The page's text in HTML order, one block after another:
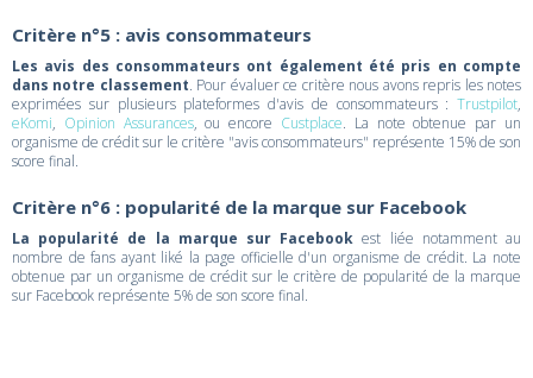
Critère n°5 : avis consommateurs
Les avis des consommateurs ont également été pris en compte
dans notre classement. Pour évaluer ce critère nous avons repris les notes
exprimées sur plusieurs plateformes d'avis de consommateurs : Trustpilot,
eKomi, Opinion Assurances, ou encore Custplace. La note obtenue par un
organisme de crédit sur le critère "avis consommateurs" représente 15% de son
score final.
Critère n°6 : popularité de la marque sur Facebook
La popularité de la marque sur Facebook est liée notamment au
nombre de fans ayant liké la page officielle d'un organisme de crédit. La note
obtenue par un organisme de crédit sur le critère de popularité de la marque
sur Facebook représente 5% de son score final.